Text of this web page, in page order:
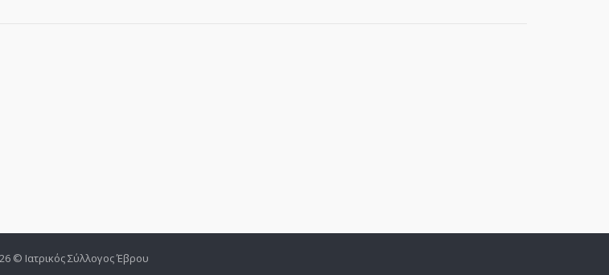
© Ιατρικός Σύλλογος Έβρου